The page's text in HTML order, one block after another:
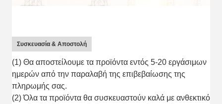
Συσκευασία & Αποστολή
(1) Θα αποστείλουμε τα προϊόντα εντός 5-20 εργάσιμων
ημερών από την παραλαβή της επιβεβαίωσης της
πληρωμής σας.
(2) Όλα τα προϊόντα θα συσκευαστούν καλά με ανθεκτικό